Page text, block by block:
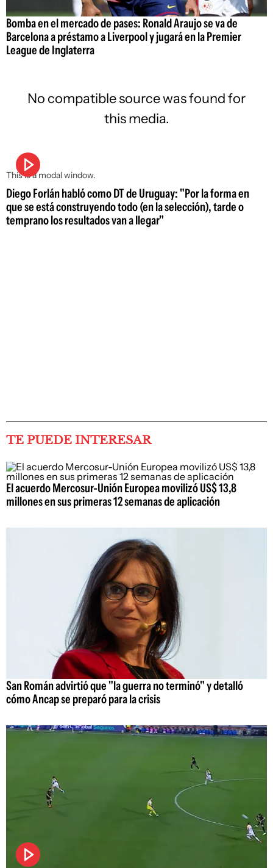
Bomba en el mercado de pases: Ronald Araujo se va de
Barcelona a préstamo a Liverpool y jugará en la Premier
League de Inglaterra
This is a modal window.
No compatible source was found for
this media.
Diego Forlán habló como DT de Uruguay: "Por la forma en
que se está construyendo todo (en la selección), tarde o
temprano los resultados van a llegar"
TE PUEDE INTERESAR
El acuerdo Mercosur-Unión Europea movilizó US$ 13,8
millones en sus primeras 12 semanas de aplicación
San Román advirtió que "la guerra no terminó" y detalló
cómo Ancap se preparó para la crisis